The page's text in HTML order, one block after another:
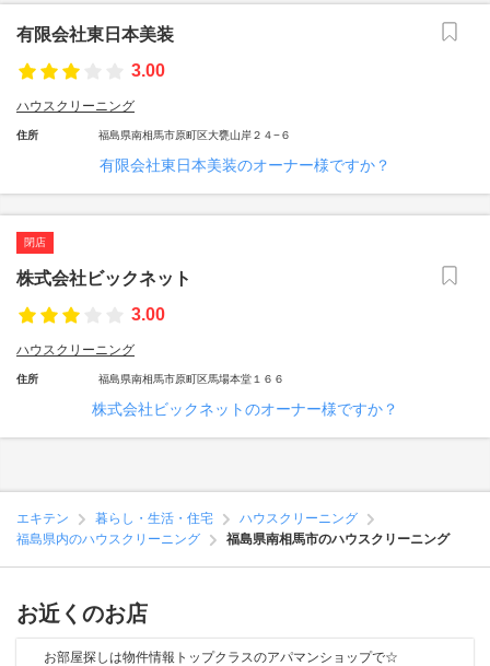
有限会社東日本美装
3.00
ハウスクリーニング
住所 福島県南相馬市原町区大甕山岸２４−６
有限会社東日本美装のオーナー様ですか？
閉店
株式会社ビックネット
3.00
ハウスクリーニング
住所 福島県南相馬市原町区馬場本堂１６６
株式会社ビックネットのオーナー様ですか？
エキテン 暮らし・生活・住宅
ハウスクリーニング
福島県内のハウスクリーニング
福島県南相馬市のハウスクリーニング
お近くのお店
お部屋探しは物件情報トップクラスのアパマンショップで☆